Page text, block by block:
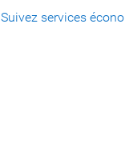
Suivez services